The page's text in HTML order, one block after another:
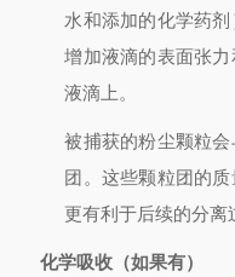
水和添加的化学药
增加液滴的表面张
液滴上。
被捕获的粉尘颗粒
团。这些颗粒团的
更有利于后续的分离
化学吸收（如果有）